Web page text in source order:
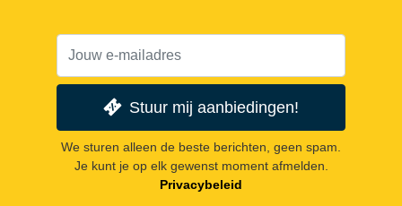
Stuur mij aanbiedingen!
We sturen alleen de beste berichten, geen spam.
Je kunt je op elk gewenst moment afmelden.
Privacybeleid